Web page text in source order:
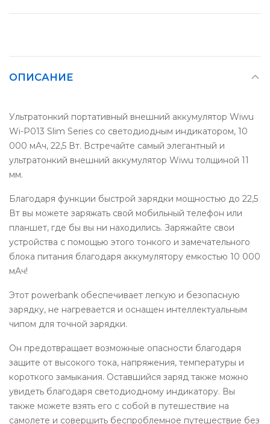
ОПИСАНИЕ
Ультратонкий портативный внешний аккумулятор Wiwu
Wi-P013 Slim Series со светодиодным индикатором, 10
000 мАч, 22,5 Вт. Встречайте самый элегантный и
ультратонкий внешний аккумулятор Wiwu толщиной 11
мм.
Благодаря функции быстрой зарядки мощностью до 22,5
Вт вы можете заряжать свой мобильный телефон или
планшет, где бы вы ни находились. Заряжайте свои
устройства с помощью этого тонкого и замечательного
блока питания благодаря аккумулятору емкостью 10 000
мАч!
Этот powerbank обеспечивает легкую и безопасную
зарядку, не нагревается и оснащен интеллектуальным
чипом для точной зарядки.
Он предотвращает возможные опасности благодаря
защите от высокого тока, напряжения, температуры и
короткого замыкания. Оставшийся заряд также можно
увидеть благодаря светодиодному индикатору. Вы
также можете взять его с собой в путешествие на
самолете и совершить беспроблемное путешествие без